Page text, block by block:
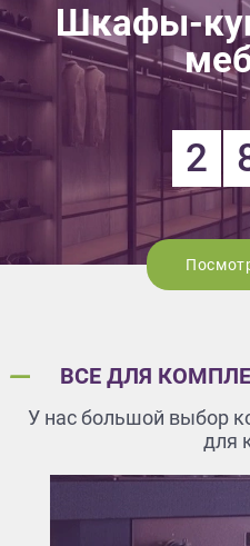
Шкафы-
2
ВСЕ ДЛЯ
У нас большой выбор
для